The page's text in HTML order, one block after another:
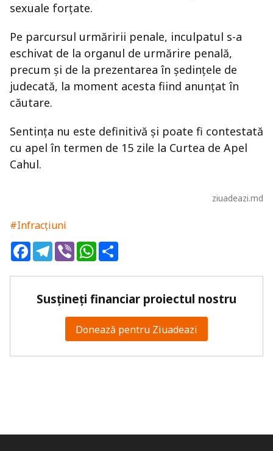
sexuale forțate.
Pe parcursul urmăririi penale, inculpatul s-a
eschivat de la organul de urmărire penală,
precum și de la prezentarea în ședințele de
judecată, la moment acesta fiind anunțat în
căutare.
Sentința nu este definitivă și poate fi contestată
cu apel în termen de 15 zile la Curtea de Apel
Cahul.
ziuadeazi.md
#Infracțiuni
FacebookTelegram
ViberWhatsApp
Susțineți financiar proiectul nostru
Donează pentru Ziuadeazi